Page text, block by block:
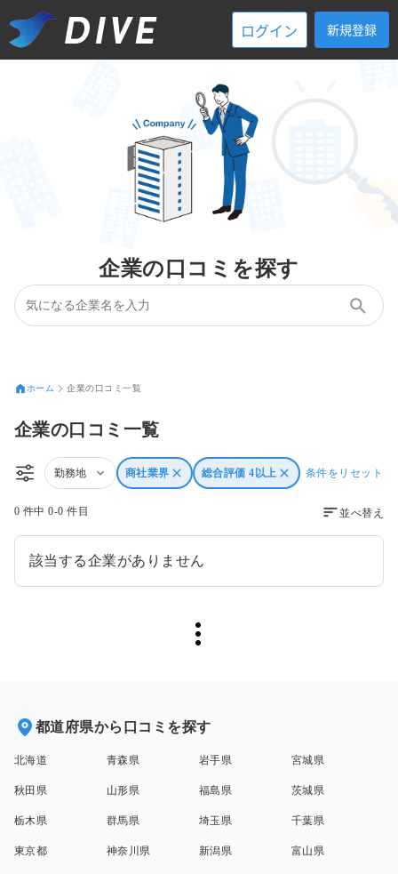
ログイン 新規登録
企業の口コミを探す
ホーム 企業の口コミ一覧
企業の口コミ一覧
勤務地 商社業界 総合評価 4以上 条件をリセット
0 件中 0-0 件目 並べ替え
該当する企業がありません
都道府県から口コミを探す
北海道 青森県 岩手県 宮城県
秋田県 山形県 福島県 茨城県
栃木県 群馬県 埼玉県 千葉県
東京都 神奈川県 新潟県 富山県